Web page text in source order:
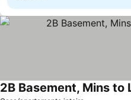
2B Basement, Mins to